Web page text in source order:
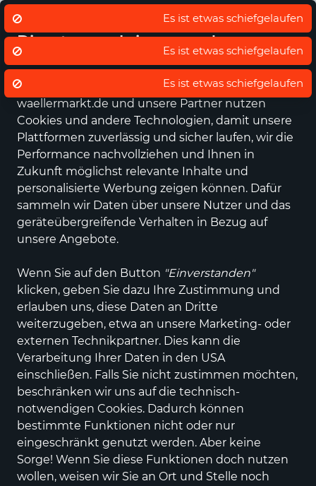
Wir nutzen Cookies um unsere
Dienste zu erbringen und zu
verbessern.
Datenschutz - Sie entscheiden!
waellermarkt.de und unsere Partner nutzen
Cookies und andere Technologien, damit unsere
Plattformen zuverlässig und sicher laufen, wir die
Performance nachvollziehen und Ihnen in
Zukunft möglichst relevante Inhalte und
personalisierte Werbung zeigen können. Dafür
sammeln wir Daten über unsere Nutzer und das
geräteübergreifende Verhalten in Bezug auf
unsere Angebote.
Wenn Sie auf den Button "Einverstanden"
klicken, geben Sie dazu Ihre Zustimmung und
erlauben uns, diese Daten an Dritte
weiterzugeben, etwa an unsere Marketing- oder
externen Technikpartner. Dies kann die
Verarbeitung Ihrer Daten in den USA
einschließen. Falls Sie nicht zustimmen möchten,
beschränken wir uns auf die technisch-
notwendigen Cookies. Dadurch können
bestimmte Funktionen nicht oder nur
eingeschränkt genutzt werden. Aber keine
Sorge! Wenn Sie diese Funktionen doch nutzen
wollen, weisen wir Sie an Ort und Stelle noch
Alle Kategorien Neuheiten Angebote Sportartikel
Leutesdorfer Gartenlay Spätlese
Riesling lieblich 0,75 l
Preis
10,80 € inkl. MwSt.
für 0,75 lGrundpreis
(14,40 € / 1 l)
Menge (Stück)
1 Flasche
6